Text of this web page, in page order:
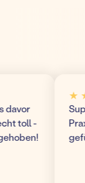
toll -
★ ★